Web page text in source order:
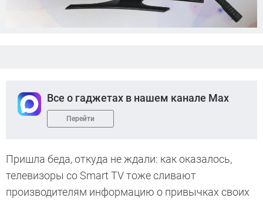
Все о гаджетах в нашем канале Max
Перейти
Пришла беда, откуда не ждали: как оказалось,
телевизоры со Smart TV тоже сливают
производителям информацию о привычках своих